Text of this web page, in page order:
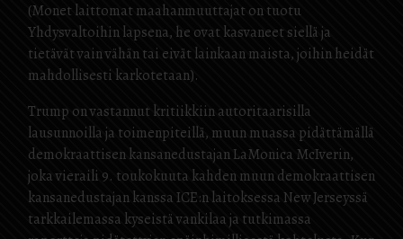
(Monet laittomat maahanmuuttajat on tuotu
Yhdysvaltoihin lapsena, he ovat kasvaneet siellä ja
tietävät vain vähän tai eivät lainkaan maista, joihin heidät
mahdollisesti karkotetaan).
Trump on vastannut kritiikkiin autoritaarisilla
lausunnoilla ja toimenpiteillä, muun muassa pidättämällä
demokraattisen kansanedustajan LaMonica McIverin,
joka vieraili 9. toukokuuta kahden muun demokraattisen
kansanedustajan kanssa ICE:n laitoksessa New Jerseyssä
tarkkailemassa kyseistä vankilaa ja tutkimassa